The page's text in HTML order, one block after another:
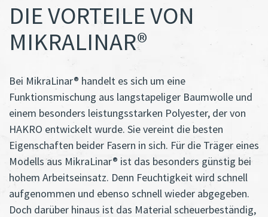
DIE VORTEILE VON
MIKRALINAR®
Bei MikraLinar® handelt es sich um eine
Funktionsmischung aus langstapeliger Baumwolle und
einem besonders leistungsstarken Polyester, der von
HAKRO entwickelt wurde. Sie vereint die besten
Eigenschaften beider Fasern in sich. Für die Träger eines
Modells aus MikraLinar® ist das besonders günstig bei
hohem Arbeitseinsatz. Denn Feuchtigkeit wird schnell
aufgenommen und ebenso schnell wieder abgegeben.
Doch darüber hinaus ist das Material scheuerbeständig,